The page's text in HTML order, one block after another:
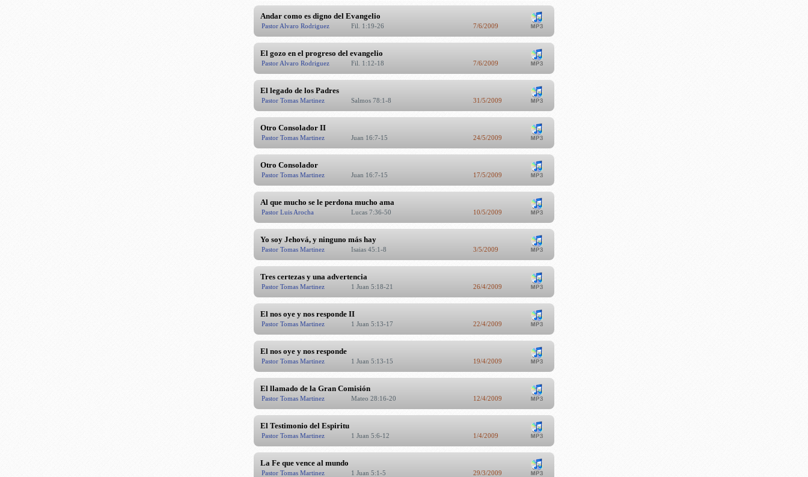
Andar como es digno del Evangelio
Pastor Alvaro Rodriguez Fil. 1:19-26 7/6/2009
El gozo en el progreso del evangelio
Pastor Alvaro Rodriguez Fil. 1:12-18 7/6/2009
El legado de los Padres
Pastor Tomas Martinez Salmos 78:1-8 31/5/2009
Otro Consolador II
Pastor Tomas Martinez Juan 16:7-15 24/5/2009
Otro Consolador
Pastor Tomas Martinez Juan 16:7-15 17/5/2009
Al que mucho se le perdona mucho ama
Pastor Luis Arocha Lucas 7:36-50 10/5/2009
Yo soy Jehová, y ninguno más hay
Pastor Tomas Martinez Isaias 45:1-8 3/5/2009
Tres certezas y una advertencia
Pastor Tomas Martinez 1 Juan 5:18-21 26/4/2009
El nos oye y nos responde II
Pastor Tomas Martinez 1 Juan 5:13-17 22/4/2009
El nos oye y nos responde
Pastor Tomas Martinez 1 Juan 5:13-15 19/4/2009
El llamado de la Gran Comisión
Pastor Tomas Martinez Mateo 28:16-20 12/4/2009
El Testimonio del Espiritu
Pastor Tomas Martinez 1 Juan 5:6-12 1/4/2009
La Fe que vence al mundo
Pastor Tomas Martinez 1 Juan 5:1-5 29/3/2009